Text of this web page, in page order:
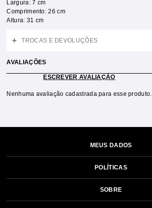
Largura: 7 cm
Comprimento: 26 cm
Altura: 31 cm
TROCAS E DEVOLUÇÕES
AVALIAÇÕES
ESCREVER AVALIAÇÃO
Nenhuma avaliação cadastrada para esse produto.
MEUS DADOS
POLÍTICAS
SOBRE